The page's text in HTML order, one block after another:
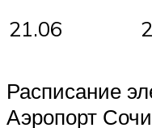
21.06
Расписание
Аэропорт Сочи